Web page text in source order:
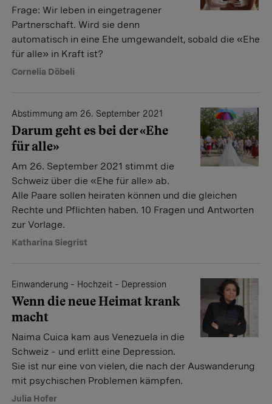
Frage: Wir leben in eingetragener
Partnerschaft. Wird sie denn
automatisch in eine Ehe umgewandelt, sobald die «Ehe
für alle» in Kraft ist?
Cornelia Döbeli
Abstimmung am 26. September 2021
Darum geht es bei der «Ehe
für alle»
Am 26. September 2021 stimmt die
Schweiz über die «Ehe für alle» ab.
Alle Paare sollen heiraten können und die gleichen
Rechte und Pflichten haben. 10 Fragen und Antworten
zur Vorlage.
Katharina Siegrist
Einwanderung – Hochzeit – Depression
Wenn die neue Heimat krank
macht
Naima Cuica kam aus Venezuela in die
Schweiz – und erlitt eine Depression.
Sie ist nur eine von vielen, die nach der Auswanderung
mit psychischen Problemen kämpfen.
Julia Hofer